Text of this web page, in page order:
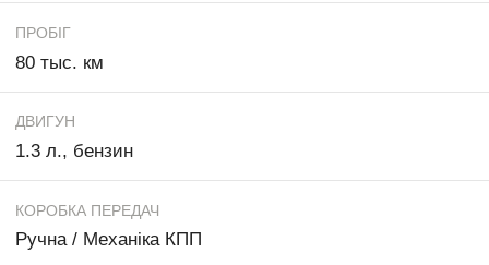
ПРОБІГ
80 тыс. км
ДВИГУН
1.3 л., бензин
КОРОБКА ПЕРЕДАЧ
Ручна / Механіка КПП